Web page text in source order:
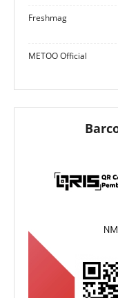
Freshmag
METOO Official